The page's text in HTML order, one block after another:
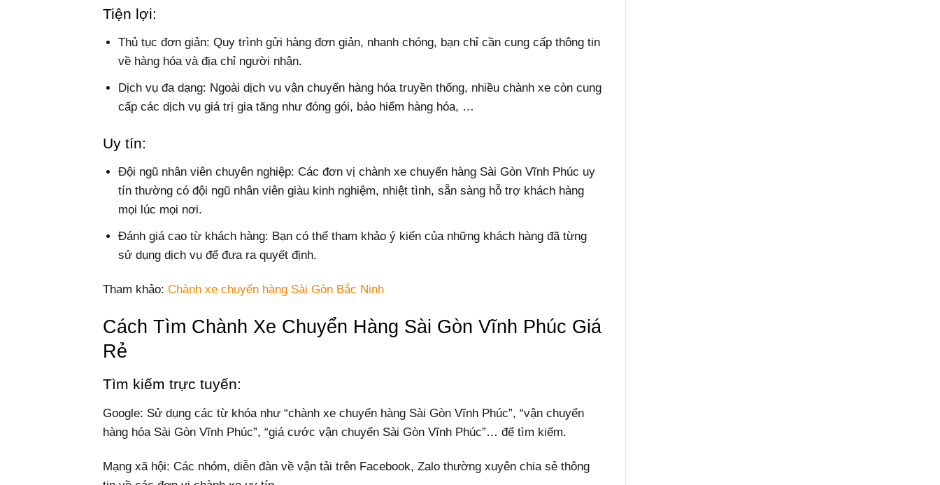
Tiện lợi:
Thủ tục đơn giản: Quy trình gửi hàng đơn giản, nhanh chóng, bạn chỉ cần cung cấp thông tin
về hàng hóa và địa chỉ người nhận.
Dịch vụ đa dạng: Ngoài dịch vụ vận chuyển hàng hóa truyền thống, nhiều chành xe còn cung
cấp các dịch vụ giá trị gia tăng như đóng gói, bảo hiểm hàng hóa, …
Uy tín:
Đội ngũ nhân viên chuyên nghiệp: Các đơn vị chành xe chuyển hàng Sài Gòn Vĩnh Phúc uy
tín thường có đội ngũ nhân viên giàu kinh nghiệm, nhiệt tình, sẵn sàng hỗ trợ khách hàng
mọi lúc mọi nơi.
Đánh giá cao từ khách hàng: Bạn có thể tham khảo ý kiến của những khách hàng đã từng
sử dụng dịch vụ để đưa ra quyết định.
Tham khảo: Chành xe chuyển hàng Sài Gòn Bắc Ninh
Cách Tìm Chành Xe Chuyển Hàng Sài Gòn Vĩnh Phúc Giá
Rẻ
Tìm kiếm trực tuyến:
Google: Sử dụng các từ khóa như “chành xe chuyển hàng Sài Gòn Vĩnh Phúc”, “vận chuyển
hàng hóa Sài Gòn Vĩnh Phúc”, “giá cước vận chuyển Sài Gòn Vĩnh Phúc”… để tìm kiếm.
Mạng xã hội: Các nhóm, diễn đàn về vận tải trên Facebook, Zalo thường xuyên chia sẻ thông